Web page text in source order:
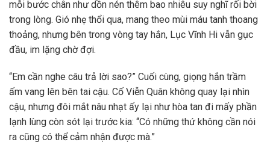
mỗi bước chân như dồn nén thêm bao nhiêu suy nghĩ rối bời
trong lòng. Gió nhẹ thổi qua, mang theo mùi máu tanh thoang
thoảng, nhưng bên trong vòng tay hắn, Lục Vĩnh Hi vẫn gục
đầu, im lặng chờ đợi.
“Em cần nghe câu trả lời sao?” Cuối cùng, giọng hắn trầm
ấm vang lên bên tai cậu. Cố Viễn Quân không quay lại nhìn
cậu, nhưng đôi mắt nâu nhạt ấy lại như hòa tan đi mấy phần
lạnh lùng còn sót lại trước kia: “Có những thứ không cần nói
ra cũng có thể cảm nhận được mà.”